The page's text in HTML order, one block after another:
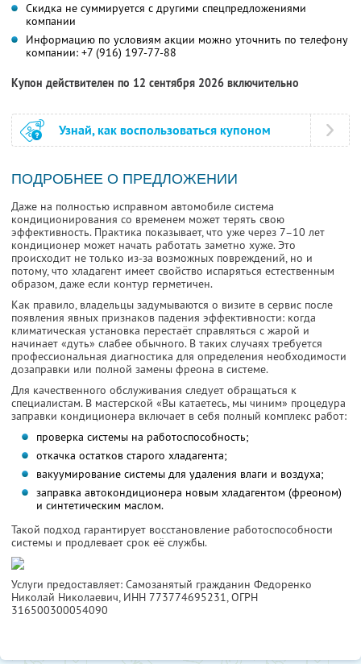
Скидка не суммируется с другими спецпредложениями
компании
Информацию по условиям акции можно уточнить по телефону
компании: +7 (916) 197-77-88
Купон действителен по 12 сентября 2026 включительно
Узнай, как воспользоваться купоном
ПОДРОБНЕЕ О ПРЕДЛОЖЕНИИ
Даже на полностью исправном автомобиле система
кондиционирования со временем может терять свою
эффективность. Практика показывает, что уже через 7–10 лет
кондиционер может начать работать заметно хуже. Это
происходит не только из-за возможных повреждений, но и
потому, что хладагент имеет свойство испаряться естественным
образом, даже если контур герметичен.
Как правило, владельцы задумываются о визите в сервис после
появления явных признаков падения эффективности: когда
климатическая установка перестаёт справляться с жарой и
начинает «дуть» слабее обычного. В таких случаях требуется
профессиональная диагностика для определения необходимости
дозаправки или полной замены фреона в системе.
Для качественного обслуживания следует обращаться к
специалистам. В мастерской «Вы катаетесь, мы чиним» процедура
заправки кондиционера включает в себя полный комплекс работ:
проверка системы на работоспособность;
откачка остатков старого хладагента;
вакуумирование системы для удаления влаги и воздуха;
заправка автокондиционера новым хладагентом (фреоном)
и синтетическим маслом.
Такой подход гарантирует восстановление работоспособности
системы и продлевает срок её службы.
Услуги предоставляет: Самозанятый гражданин Федоренко
Николай Николаевич, ИНН 773774695231, ОГРН
316500300054090